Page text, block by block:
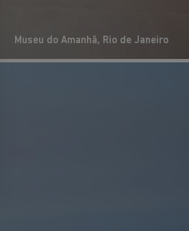
Museu do Amanhã, Rio de Janeiro